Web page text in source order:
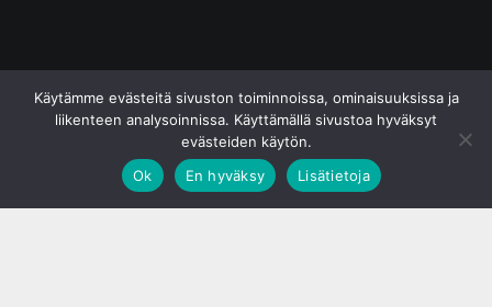
Käytämme evästeitä sivuston toiminnoissa, ominaisuuksissa ja
liikenteen analysoinnissa. Käyttämällä sivustoa hyväksyt
evästeiden käytön.
Ok
En hyväksy Lisätietoja